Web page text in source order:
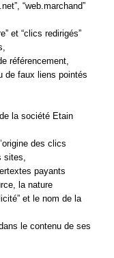
“web.marchand”
et “clics redirigés”
référencement,
de faux liens pointés
la société Etain
des clics
sites,
payants
la nature
et le nom de la
le contenu de ses